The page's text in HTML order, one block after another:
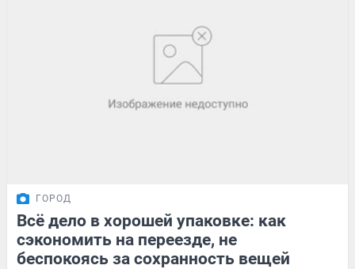
ГОРОД
Всё дело в хорошей упаковке: как
сэкономить на переезде, не
беспокоясь за сохранность вещей